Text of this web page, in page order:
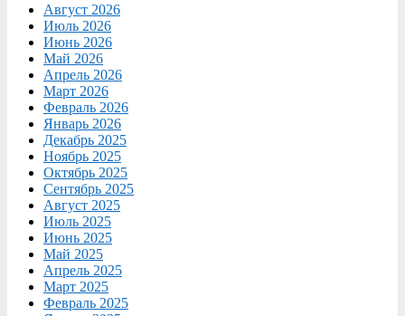
Август 2026
Июль 2026
Июнь 2026
Май 2026
Апрель 2026
Март 2026
Февраль 2026
Январь 2026
Декабрь 2025
Ноябрь 2025
Октябрь 2025
Сентябрь 2025
Август 2025
Июль 2025
Июнь 2025
Май 2025
Апрель 2025
Март 2025
Февраль 2025